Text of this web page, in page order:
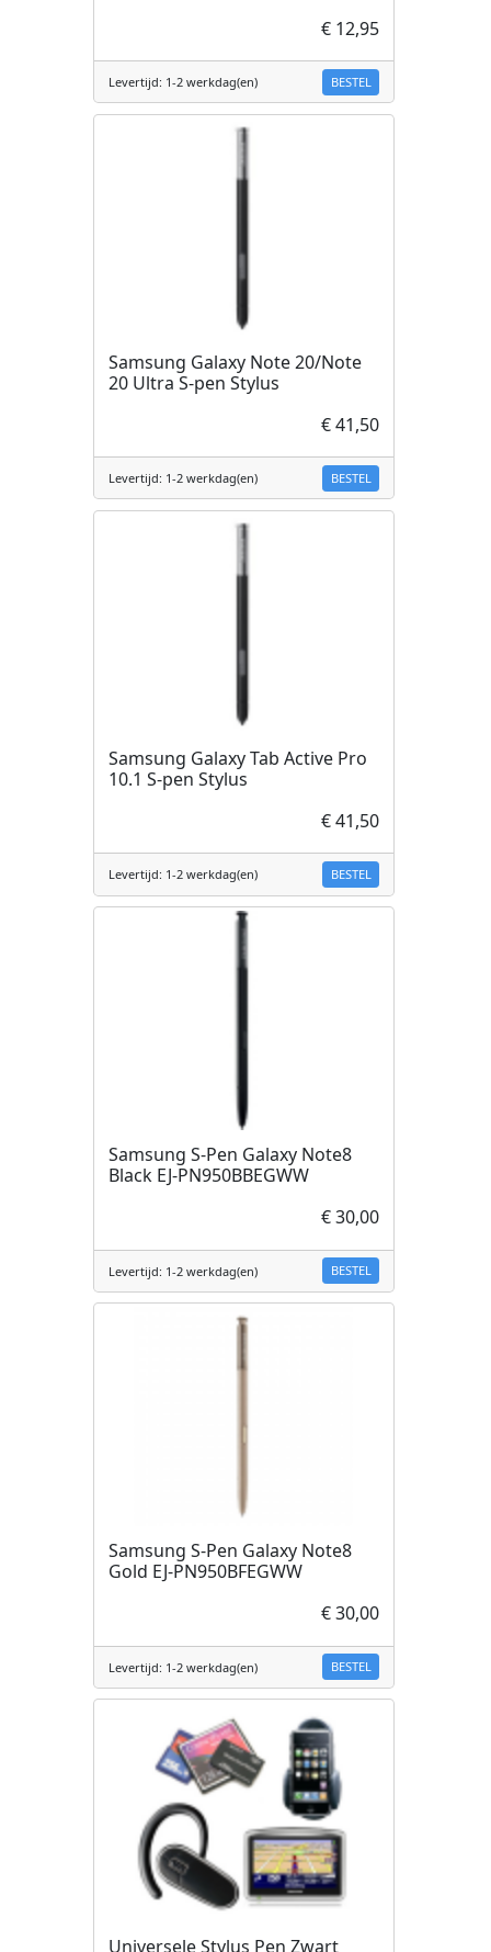
€ 12,95
Levertijd: 1-2 werkdag(en) BESTEL
Samsung Galaxy Note 20/Note
20 Ultra S-pen Stylus
€ 41,50
Levertijd: 1-2 werkdag(en) BESTEL
Samsung Galaxy Tab Active Pro
10.1 S-pen Stylus
€ 41,50
Levertijd: 1-2 werkdag(en) BESTEL
Samsung S-Pen Galaxy Note8
Black EJ-PN950BBEGWW
€ 30,00
Levertijd: 1-2 werkdag(en) BESTEL
Samsung S-Pen Galaxy Note8
Gold EJ-PN950BFEGWW
€ 30,00
Levertijd: 1-2 werkdag(en) BESTEL
Universele Stylus Pen Zwart